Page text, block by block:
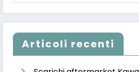
Articoli recenti